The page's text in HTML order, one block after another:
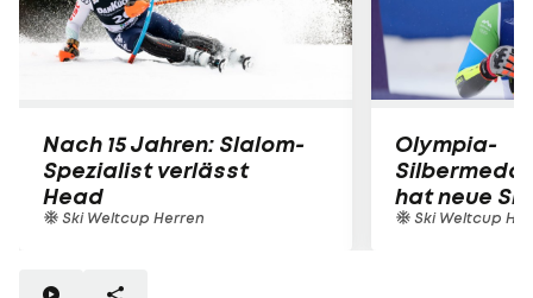
Nach 15 Jahren: Slalom-
Spezialist verlässt
Head
Ski Weltcup Herren
Olympia-
hat neue
Ski Weltcup